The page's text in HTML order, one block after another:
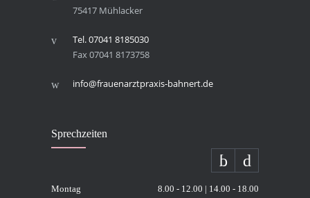
75417 Mühlacker
Tel. 07041 8185030
Fax 07041 8173758
info@frauenarztpraxis-bahnert.de
Sprech­zei­ten
Montag 8.00 - 12.00 | 14.00 - 18.00